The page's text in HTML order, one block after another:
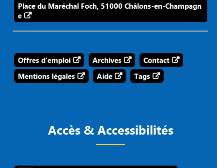
Place du Maréchal Foch, 51000 Châlons-en-Champagn
e
Offres d'emploi Archives
Contact
Mentions légales
Aide Tags
Accès & Accessibilités